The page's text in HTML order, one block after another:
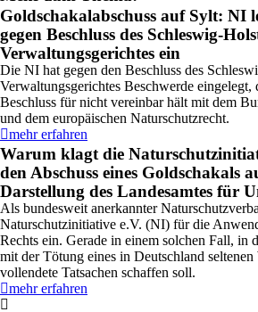
20.06.2025
Goldschakalabschuss auf Sylt: NI
gegen Beschluss des Schleswig-
Verwaltungsgerichtes ein
Die NI hat gegen den Beschluss des
Verwaltungsgerichtes Beschwerde eingelegt,
Beschluss für nicht vereinbar hält mit dem
und dem europäischen Naturschutzrecht.
mehr erfahren
16.06.2025
Warum klagt die
den Abschuss eines Goldschakals
Darstellung des Landesamtes für
Als bundesweit anerkannter
Naturschutzinitiative e.V. (NI) für die
Rechts ein. Gerade in einem solchen Fall, in
mit der Tötung eines in Deutschland
vollendete Tatsachen schaffen soll.
mehr erfahren